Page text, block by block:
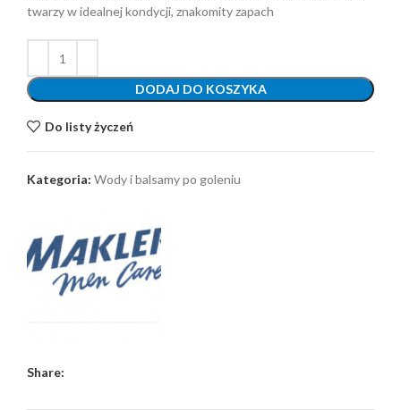
twarzy w idealnej kondycji, znakomity zapach
DODAJ DO KOSZYKA
Do listy życzeń
Kategoria: Wody i balsamy po goleniu
Share: